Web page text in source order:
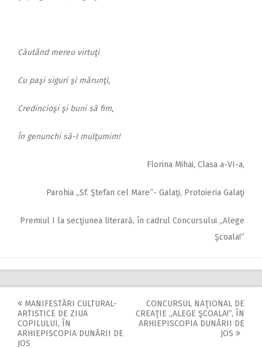
Căutând mereu virtuţi
Cu paşi siguri şi mărunţi,
Credincioşi şi buni să fim,
În genunchi să-I mulţumim!
Florina Mihai, Clasa a-VI-a,
Parohia „Sf. Ştefan cel Mare”- Galaţi, Protoieria Galaţi
Premiul I la secţiunea literară, în cadrul Concursului „Alege
Şcoala!”
Post
navigation
MANIFESTĂRI CULTURAL-
ARTISTICE DE ZIUA
COPILULUI, ÎN
ARHIEPISCOPIA DUNĂRII DE
JOS
CONCURSUL NAŢIONAL DE
CREAŢIE ,,ALEGE ŞCOALA!”, ÎN
ARHIEPISCOPIA DUNĂRII DE
JOS